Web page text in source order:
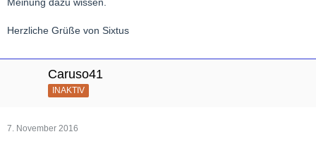
Meinung dazu wissen.
Herzliche Grüße von Sixtus
Caruso41
INAKTIV
7. November 2016